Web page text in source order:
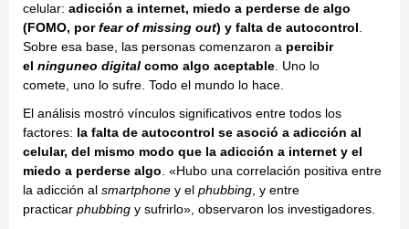
celular: adicción a internet, miedo a perderse de algo
(FOMO, porfear of missing out) y falta de autocontrol.
Sobre esa base, las personas comenzaron a percibir
el ninguneo digital como algo aceptable. Uno lo
comete, uno lo sufre. Todo el mundo lo hace.
El análisis mostró vínculos significativos entre todos los
factores: la falta de autocontrol se asoció a adicción al
celular, del mismo modo que la adicción a internet y el
miedo a perderse algo. «Hubo una correlación positiva entre
la adicción al smartphone y el phubbing, y entre
practicar phubbing y sufrirlo», observaron los investigadores.